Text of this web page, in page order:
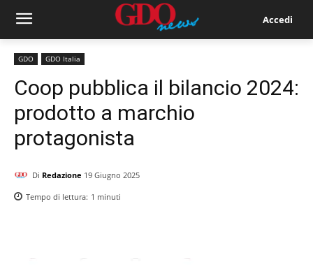
Accedi
GDO GDO Italia
Coop pubblica il bilancio 2024:
prodotto a marchio
protagonista
Di Redazione 19 Giugno 2025
Tempo di lettura: 1 minuti